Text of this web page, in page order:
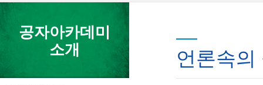
계명공자아카데미 연혁
원장 인사말
북경어언대학 소개
교원 소개
계명대학교
공자아카데미
중국교육부로부터 다양한
공자아카데미
소개
언론속의